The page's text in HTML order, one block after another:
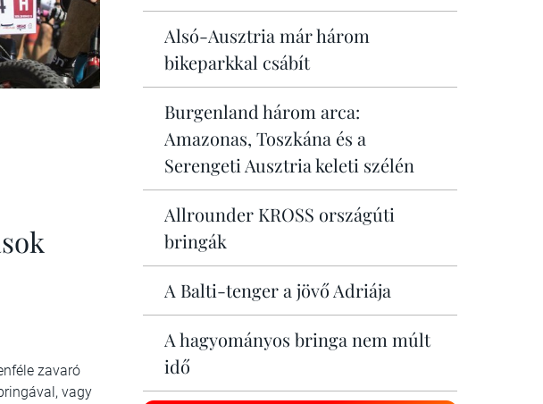
zavaró
vagy
Alsó-Ausztria már három
bikeparkkal csábít
Burgenland három arca:
Amazonas, Toszkána és a
Serengeti Ausztria keleti szélén
Allrounder KROSS országúti
bringák
A Balti-tenger a jövő Adriája
A hagyományos bringa nem múlt
idő